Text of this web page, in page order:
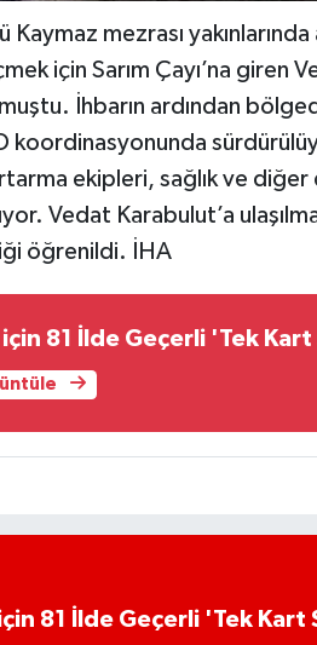
mezrası
için Sarım Çayı’na giren
İhbarın ardından
koordinasyonunda
ekipleri, sağlık ve
Vedat Karabulut’a
öğrenildi. İHA
81 İlde Geçerli 'Tek
81 İlde Geçerli 'Tek Kart